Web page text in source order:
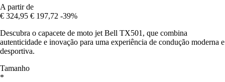
A partir de
€ 324,95 € 197,72 -39%
Descubra o capacete de moto jet Bell TX501, que combina
autenticidade e inovação para uma experiência de condução moderna e
desportiva.
Tamanho
*